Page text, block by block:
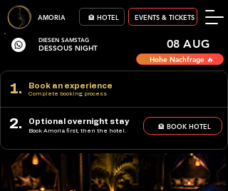
AMORIA 🏨 HOTEL EVENTS & TICKETS
DIESEN SAMSTAG
DESSOUS NIGHT 08 AUG
Hohe Nachfrage 🔥
1. Book an experience
Complete booking process
2. Optional overnight stay
Book Amoria first, then the hotel.
🏨 BOOK HOTEL